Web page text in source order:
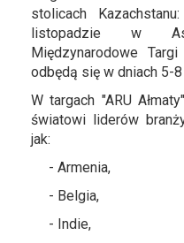
stolicach
listopadzie w
Międzynarodowe
odbędą się w dniach 5-8
W targach "ARU
światowi liderów
jak:
- Armenia,
- Belgia,
- Indie,